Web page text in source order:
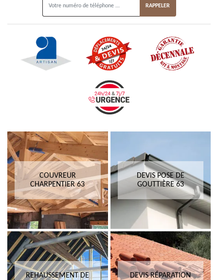
COUVREUR
CHARPENTIER 63
DEVIS POSE DE
GOUTTIÈRE 63
REHAUSSEMENT DE
DEVIS RÉPARATION